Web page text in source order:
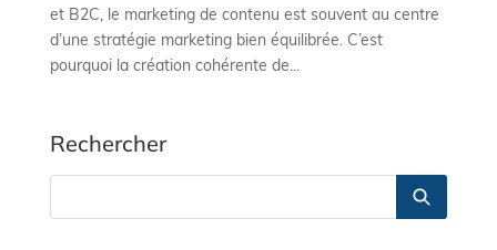
et B2C, le marketing de contenu est souvent au centre
d’une stratégie marketing bien équilibrée. C’est
pourquoi la création cohérente de...
Rechercher